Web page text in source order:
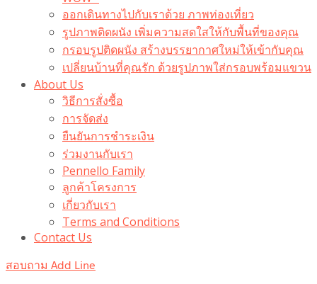
ออกเดินทางไปกับเราด้วย ภาพท่องเที่ยว
รูปภาพติดผนัง เพิ่มความสดใสให้กับพื้นที่ของคุณ
กรอบรูปติดผนัง สร้างบรรยากาศใหม่ให้เข้ากับคุณ
เปลี่ยนบ้านที่คุณรัก ด้วยรูปภาพใส่กรอบพร้อมแขวน​
About Us
วิธีการสั่งซื้อ
การจัดส่ง
ยืนยันการชำระเงิน
ร่วมงานกับเรา
Pennello Family
ลูกค้าโครงการ
เกี่ยวกับเรา
Terms and Conditions
Contact Us
สอบถาม Add Line